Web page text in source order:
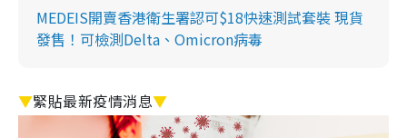
MEDEIS開賣香港衛生署認可$18快速測試套裝 現貨
發售！可檢測Delta、Omicron病毒
▼緊貼最新疫情消息▼